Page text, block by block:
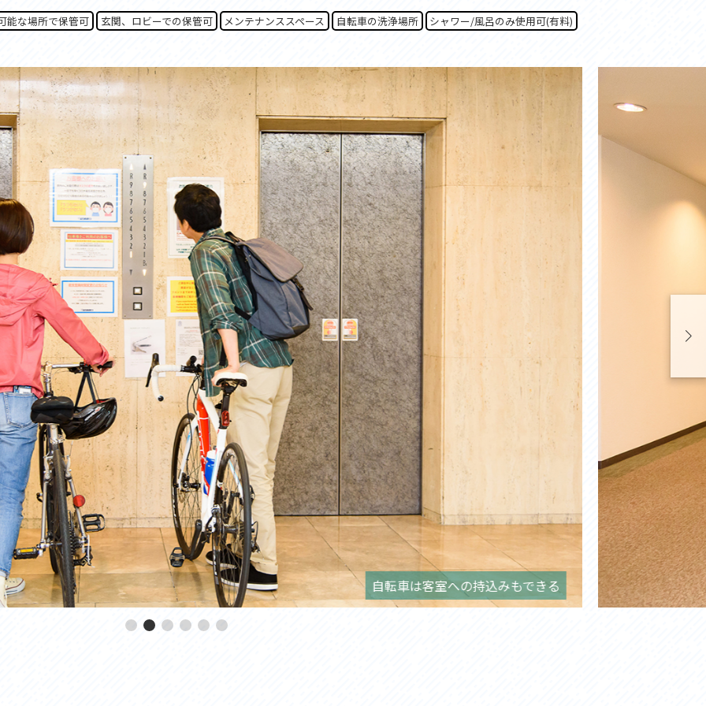
めスタートポイント
プラン
リストにやさしい宿
サイクル
ルサポートステーション
修理施設
トライダー
里山ヒルクライムルート利活用推進
おすすめスタートポイント
ライドプラン
サイクリストにやさしい宿
レンタサイクル
サイクルサポートステーション
サポートライダー
自転車修理施設
大洗・ひたち海浜シーサイドルート利活用
推進協議会
お問い合わせ
プライバシーポリシー
能な場所で保管可 玄関、ロビーでの保管可 メンテナンススペース 自転車の洗浄場所 シャワー/風呂のみ使用可(有料)
自転車は客室への持込みもできる